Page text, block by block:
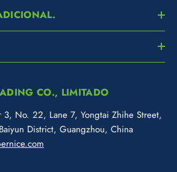
CO., LIMITADO
3, No. 22, Lane 7, Yongtai Zhihe Street,
District, Guangzhou, China